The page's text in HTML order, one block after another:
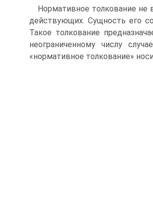
Нормативное толкование
действующих. Сущность его
Такое толкование
неограниченному числу
«нормативное толкование»